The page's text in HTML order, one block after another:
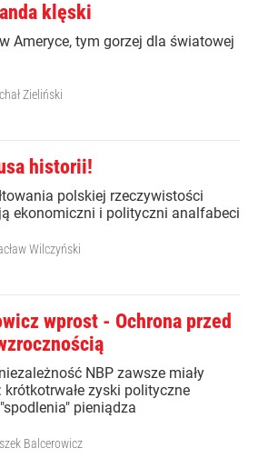
klęski
Ameryce, tym gorzej dla światowej
Zieliński
historii!
polskiej rzeczywistości
ekonomiczni i polityczni analfabeci
Wilczyński
wprost - Ochrona przed
NBP zawsze miały
krótkotrwałe zyski polityczne
pieniądza
Balcerowicz